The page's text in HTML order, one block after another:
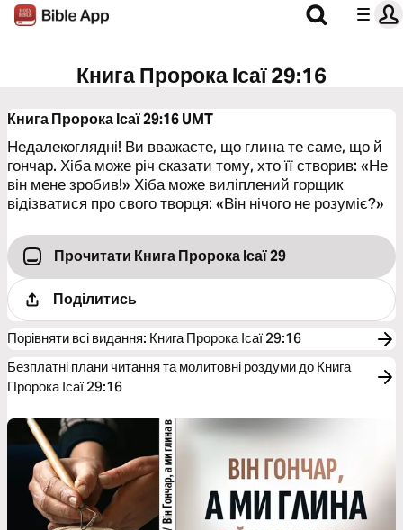
Книга Пророка Ісаї 29:16
Книга Пророка Ісаї 29:16UMT
Недалекоглядні! Ви вважаєте, що глина те саме, що й
гончар. Хіба може річ сказати тому, хто її створив: «Не
він мене зробив!» Хіба може виліплений горщик
відізватися про свого творця: «Він нічого не розуміє?»
Прочитати Книга Пророка Ісаї 29
Поділитись
Порівняти всі видання: Книга Пророка Ісаї 29:16
Безплатні плани читання та молитовні роздуми до Книга
Пророка Ісаї 29:16